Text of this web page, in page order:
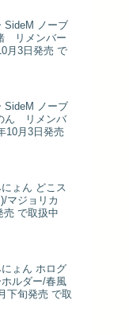
SideM ノーブ
リメンバー
月3日発売 で
SideM ノーブ
ん リメンバ
10月3日発売
ょん どこス
マジョリカ
売 で取扱中
ょん ホログ
ルダー/春風
下旬発売 で取